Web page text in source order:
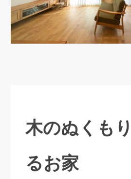
木のぬくも
るお家